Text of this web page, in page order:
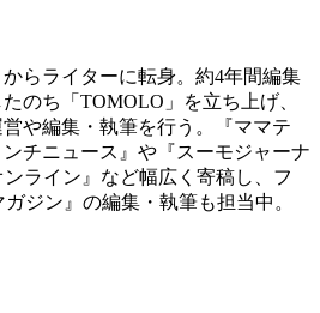
らライターに転身。約4年間編集
のち「TOMOLO」を立ち上げ、
や編集・執筆を行う。『ママテ
チニュース』や『スーモジャーナ
ライン』など幅広く寄稿し、フ
ジン』の編集・執筆も担当中。